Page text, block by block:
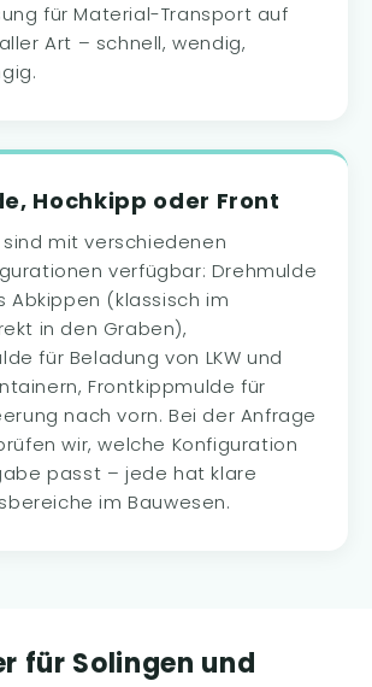
für Material-Transport auf
Art – schnell, wendig,
Hochkipp oder Front
mit verschiedenen
verfügbar: Drehmulde
Abkippen (klassisch im
in den Graben),
für Beladung von LKW und
Frontkippmulde für
nach vorn. Bei der Anfrage
wir, welche Konfiguration
passt – jede hat klare
im Bauwesen.
für Solingen und